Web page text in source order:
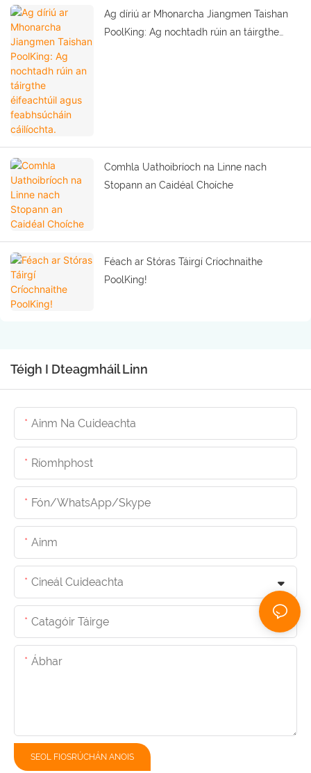
Ag díriú ar Mhonarcha Jiangmen Taishan
PoolKing: Ag nochtadh rúin an táirgthe
Comhla Uathoibríoch na Linne nach
Stopann an Caidéal Choíche
Féach ar Stóras Táirgí Críochnaithe
PoolKing!
Téigh I Dteagmháil Linn
Ainm Na Cuideachta
Ríomhphost
Fón/whatsApp/skype
Ainm
Cineál Cuideachta
Catagóir Táirge
Ábhar
SEOL FIOSRÚCHÁN ANOIS